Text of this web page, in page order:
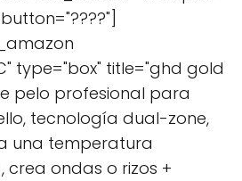
type="box" title="ghd gold
pelo profesional para
tecnología dual-zone,
una temperatura
crea ondas o rizos +